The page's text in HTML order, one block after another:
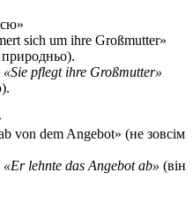
sich um ihre Großmutter»
природньо).
«Sie pflegt ihre Großmutter»
von dem Angebot» (не зовсім
«Er lehnte das Angebot ab» (він